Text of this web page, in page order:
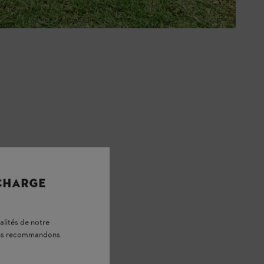
de notre
recommandons